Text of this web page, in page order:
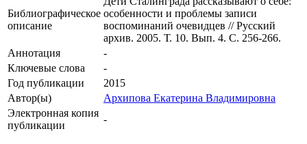
Библиографическое
описание
особенности и проблемы записи
воспоминаний очевидцев // Русский
архив. 2005. Т. 10. Вып. 4. С. 256-266.
Аннотация
-
Ключевые cлова
-
Год публикации
2015
Автор(ы)
Архипова Екатерина Владимировна
Электронная копия
публикации
-